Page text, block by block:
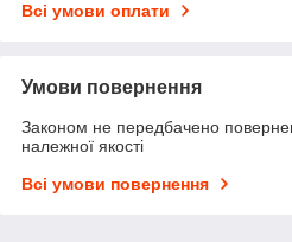
Всі умови оплати
Умови повернення
Законом не передбачено
належної якості
Всі умови повернення